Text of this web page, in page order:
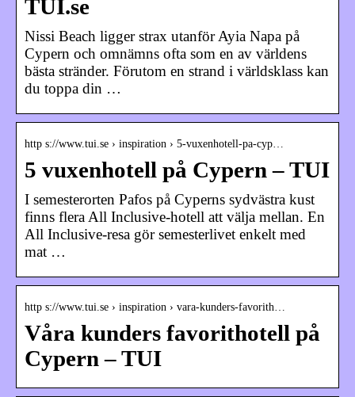
TUI.se
Nissi Beach ligger strax utanför Ayia Napa på
Cypern och omnämns ofta som en av världens
bästa stränder. Förutom en strand i världsklass kan
du toppa din …
http s://www.tui.se › inspiration › 5-vuxenhotell-pa-cyp…
5 vuxenhotell på Cypern – TUI
I semesterorten Pafos på Cyperns sydvästra kust
finns flera All Inclusive-hotell att välja mellan. En
All Inclusive-resa gör semesterlivet enkelt med
mat …
http s://www.tui.se › inspiration › vara-kunders-favorith…
Våra kunders favorithotell på
Cypern – TUI